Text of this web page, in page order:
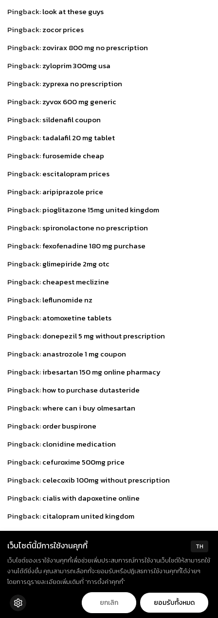
Pingback:look at these guys
Pingback:zocor prices
Pingback:zovirax 800 mg no prescription
Pingback:zyloprim 300mg usa
Pingback:zyprexa no prescription
Pingback:zyvox 600 mg generic
Pingback:sildenafil coupon
Pingback:tadalafil 20 mg tablet
Pingback:furosemide cheap
Pingback:escitalopram prices
Pingback:aripiprazole price
Pingback:pioglitazone 15mg united kingdom
Pingback:spironolactone no prescription
Pingback:fexofenadine 180 mg purchase
Pingback:glimepiride 2mg otc
Pingback:cheapest meclizine
Pingback:leflunomide nz
Pingback:atomoxetine tablets
Pingback:donepezil 5 mg without prescription
Pingback:anastrozole 1 mg coupon
Pingback:irbesartan 150 mg online pharmacy
Pingback:how to purchase dutasteride
Pingback:where can i buy olmesartan
Pingback:order buspirone
Pingback:clonidine medication
Pingback:cefuroxime 500mg price
Pingback:celecoxib 100mg without prescription
Pingback:cialis with dapoxetine online
Pingback:citalopram united kingdom
Pingback:buy cialis online
Pingback:how to purchase ciprofloxacin 250mg
Pingback: loratadine over the counter
Pingback:
clindamycin 300mg without prescription
Pingback:
clozapine uk
TH
เว็บไซต์นี้มีการใช้งานคุกกี้
เว็บไซต์ของเราใช้งานคุกกี้เพื่อช่วยเพิ่มประสบการณ์การใช้งานเว็บไซต์ให้สามารถใช้
งานได้ดียิ่งขึ้น คุณสามารถเลือกที่จะยอมรับหรือปฏิเสธการใช้งานคุกกี้ได้ง่ายๆ
โดยการดูรายละเอียดเพิ่มเติมที่ “การตั้งค่าคุกกี้”
ยกเลิก ยอมรับทั้งหมด